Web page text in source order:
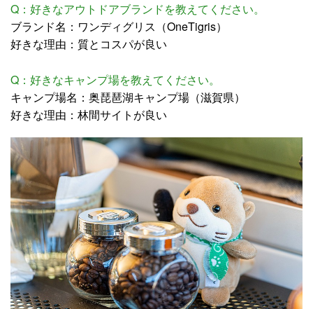
Q：好きなアウトドアブランドを教えてください。
ブランド名：ワンディグリス（OneTigris）
好きな理由：質とコスパが良い
Q：好きなキャンプ場を教えてください。
キャンプ場名：奥琵琶湖キャンプ場（滋賀県）
好きな理由：林間サイトが良い